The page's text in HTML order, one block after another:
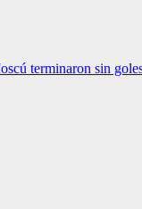
terminaron sin